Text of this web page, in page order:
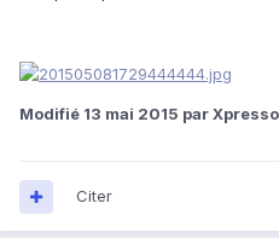
Modifié 13 mai 2015 par Xpresso
Citer